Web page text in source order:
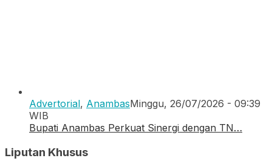
Advertorial, AnambasMinggu, 26/07/2026 - 09:39
WIB
Bupati Anambas Perkuat Sinergi dengan TN…
Liputan Khusus